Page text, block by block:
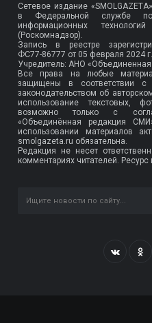
Сетевое издание
в Федеральной службе
информационных
(Роскомнадзор).
Запись в реестре
ФС77-86777 от 05 февраля 2024 г.
Учредитель: АНО
Все права на любые
защищены в соответствии
законодательством об
использование текстовых,
возможно только с
«Объединённая редакция
использовании материалов
smolgazeta.ru обязательна.
Редакция не несет
комментариях читателей.